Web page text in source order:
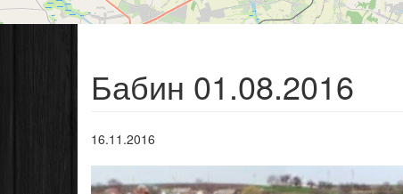
Бабин 01.08.2016
16.11.2016